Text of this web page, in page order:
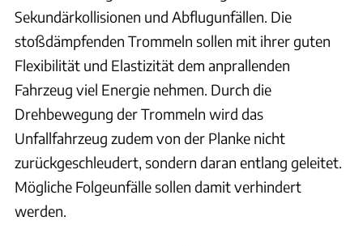
Sekundärkollisionen und Abflugunfällen. Die
stoßdämpfenden Trommeln sollen mit ihrer guten
Flexibilität und Elastizität dem anprallenden
Fahrzeug viel Energie nehmen. Durch die
Drehbewegung der Trommeln wird das
Unfallfahrzeug zudem von der Planke nicht
zurückgeschleudert, sondern daran entlang geleitet.
Mögliche Folgeunfälle sollen damit verhindert
werden.